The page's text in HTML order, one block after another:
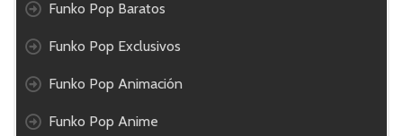
Funko Pop Baratos
Funko Pop Exclusivos
Funko Pop Animación
Funko Pop Anime